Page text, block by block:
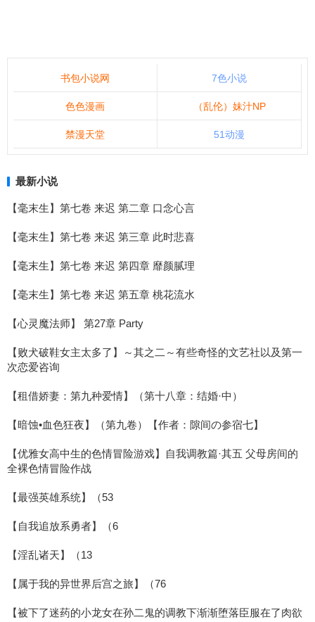
书包小说网 7色小说
色色漫画 （乱伦）妹汁NP
禁漫天堂 51动漫
最新小说
【毫末生】第七卷 来迟 第二章 口念心言
【毫末生】第七卷 来迟 第三章 此时悲喜
【毫末生】第七卷 来迟 第四章 靡颜腻理
【毫末生】第七卷 来迟 第五章 桃花流水
【心灵魔法师】 第27章 Party
【败犬破鞋女主太多了】～其之二～有些奇怪的文艺社以及第一
次恋爱咨询
【租借娇妻：第九种爱情】（第十八章：结婚·中）
【暗蚀•血色狂夜】（第九卷）【作者：隙间の参宿七】
【优雅女高中生的色情冒险游戏】自我调教篇·其五 父母房间的
全裸色情冒险作战
【最强英雄系统】（53
【自我追放系勇者】（6
【淫乱诸天】（13
【属于我的异世界后宫之旅】（76
【被下了迷药的小龙女在孙二鬼的调教下渐渐堕落臣服在了肉欲